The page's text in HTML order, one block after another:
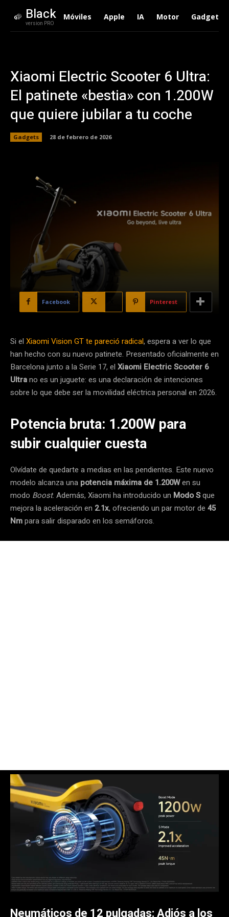
Black
version PRO
Móviles Apple IA Motor Gadgets
Xiaomi Electric Scooter 6 Ultra:
El patinete «bestia» con 1.200W
que quiere jubilar a tu coche
Gadgets 28 de febrero de 2026
Facebook Pinterest
Si el Xiaomi Vision GT te pareció radical, espera a ver lo que
han hecho con su nuevo patinete. Presentado oficialmente en
Barcelona junto a la Serie 17, el Xiaomi Electric Scooter 6
Ultrano es un juguete: es una declaración de intenciones
sobre lo que debe ser la movilidad eléctrica personal en 2026.
Potencia bruta: 1.200W para
subir cualquier cuesta
Olvídate de quedarte a medias en las pendientes. Este nuevo
modelo alcanza una potencia máxima de 1.200Wen su
modo Boost. Además, Xiaomi ha introducido un Modo Sque
mejora la aceleración en 2.1x, ofreciendo un par motor de 45
Nmpara salir disparado en los semáforos.
Neumáticos de 12 pulgadas: Adiós a los